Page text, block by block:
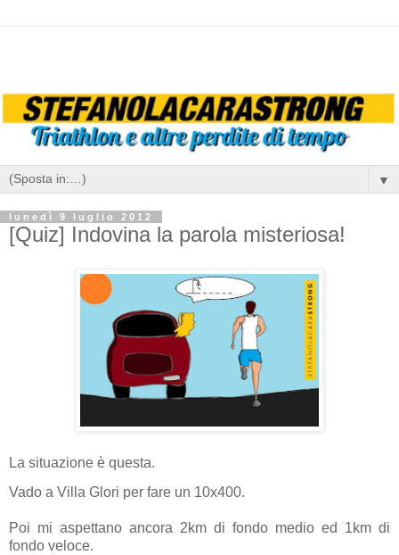
▼
lunedì 9 luglio 2012
[Quiz] Indovina la parola misteriosa!
La situazione è questa.
Vado a Villa Glori per fare un 10x400.
Poi mi aspettano ancora 2km di fondo medio ed 1km di
fondo veloce.